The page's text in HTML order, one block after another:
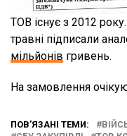
ТОВ існує з 2012
травні підписали
мільйонів гривень.
На замовлення
ПОВ’ЯЗАНІ ТЕМИ: